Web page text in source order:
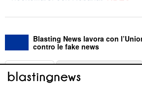
Blasting News lavora con
contro le fake news
ABOUT